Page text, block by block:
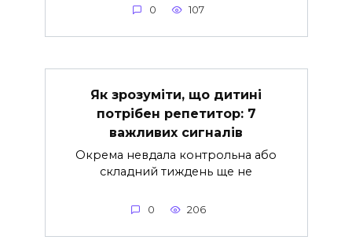
0 107
Як зрозуміти, що дитині
потрібен репетитор: 7
важливих сигналів
Окрема невдала контрольна або
складний тиждень ще не
0 206